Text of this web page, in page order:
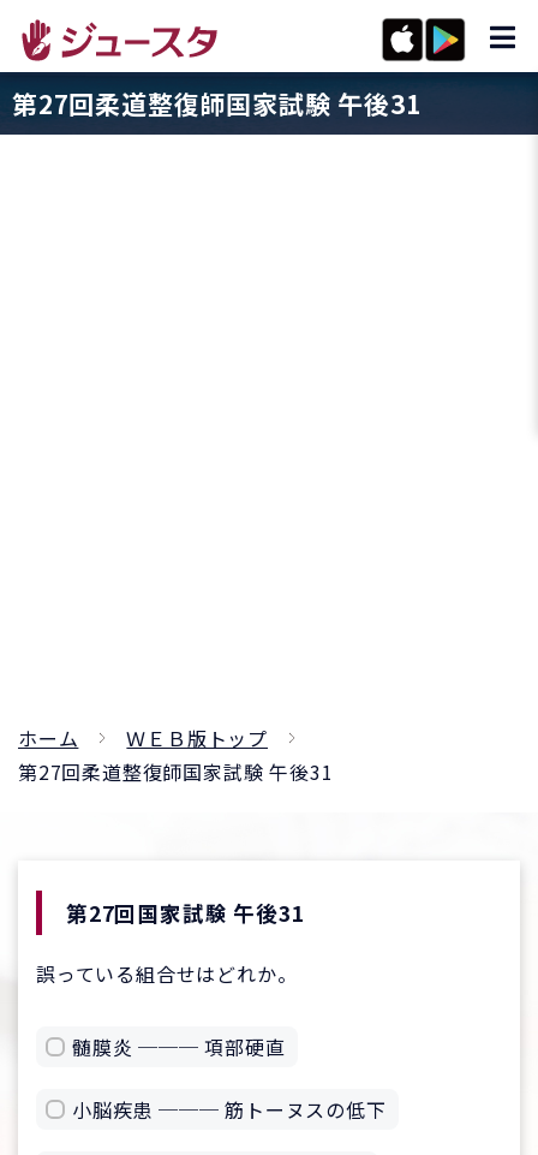
第27回柔道整復師国家試験 午後31
ホーム
ＷＥＢ版トップ
第27回柔道整復師国家試験 午後31
第27回国家試験 午後31
誤っている組合せはどれか。
髄膜炎 ─── 項部硬直
小脳疾患 ─── 筋トーヌスの低下